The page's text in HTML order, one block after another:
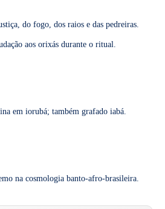
do fogo, dos raios e das pedreiras.
aos orixás durante o ritual.
em iorubá; também grafado iabá.
na cosmologia banto-afro-brasileira.